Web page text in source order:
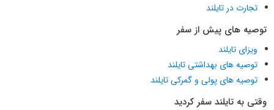
تجارت در تایلند
توصیه های پیش از سفر
ویزای تایلند
توصیه های بهداشتی تایلند
توصیه های پولی و گمرکی تایلند
وقتی به تایلند سفر کردید